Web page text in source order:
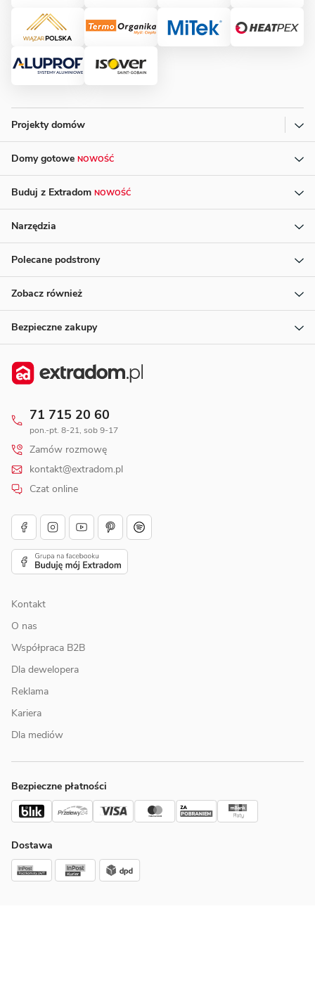
Projekty domów
Domy gotowe NOWOŚĆ
Buduj z Extradom NOWOŚĆ
Narzędzia
Polecane podstrony
Zobacz również
Bezpieczne zakupy
71 715 20 60
pon.-pt. 8-21, sob 9-17
Zamów rozmowę
kontakt@extradom.pl
Czat online
Kontakt
O nas
Współpraca B2B
Dla dewelopera
Reklama
Kariera
Dla mediów
Bezpieczne płatności
Dostawa